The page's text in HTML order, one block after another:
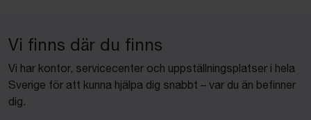
Vi finns där du finns
Vi har kontor, servicecenter och uppställningsplatser i hela
Sverige för att kunna hjälpa dig snabbt – var du än befinner
dig.